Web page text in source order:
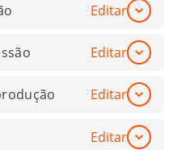
Editar
Editar
Editar
Editar